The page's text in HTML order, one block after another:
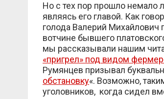
Но с тех пор прошло немало
являясь его главой. Как
голода Валерий Михайлович
вотчине бывшего
мы рассказывали нашим
«пригрел» под видом
Румянцев призывал
обстановку«. Возможно,
уголовников, когда сидел